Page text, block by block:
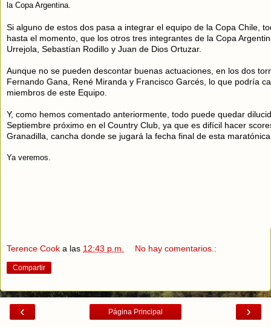
la Copa Argentina.
Si alguno de estos dos pasa a integrar el equipo de la Copa Chile,
hasta el momento, que los otros tres integrantes de la Copa
Urrejola, Sebastían Rodillo y Juan de Dios Ortuzar.
Aunque no se pueden descontar buenas actuaciones, en los dos
Fernando Gana, René Miranda y Francisco Garcés, lo que podría
miembros de este Equipo.
Y, como hemos comentado anteriormente, todo puede quedar
Septiembre próximo en el Country Club, ya que es difícil hacer
Granadilla, cancha donde se jugará la fecha final de esta
Ya veremos.
Terence Cook a las 12:43 p.m. No hay comentarios.:
Compartir
‹ ›
Página Principal